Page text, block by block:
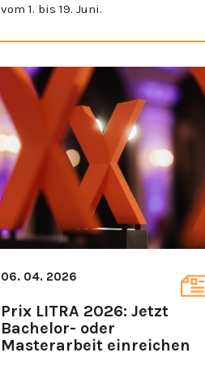
vom 1. bis 19. Juni.
06. 04. 2026
Prix LITRA 2026: Jetzt
Bachelor- oder
Masterarbeit einreichen